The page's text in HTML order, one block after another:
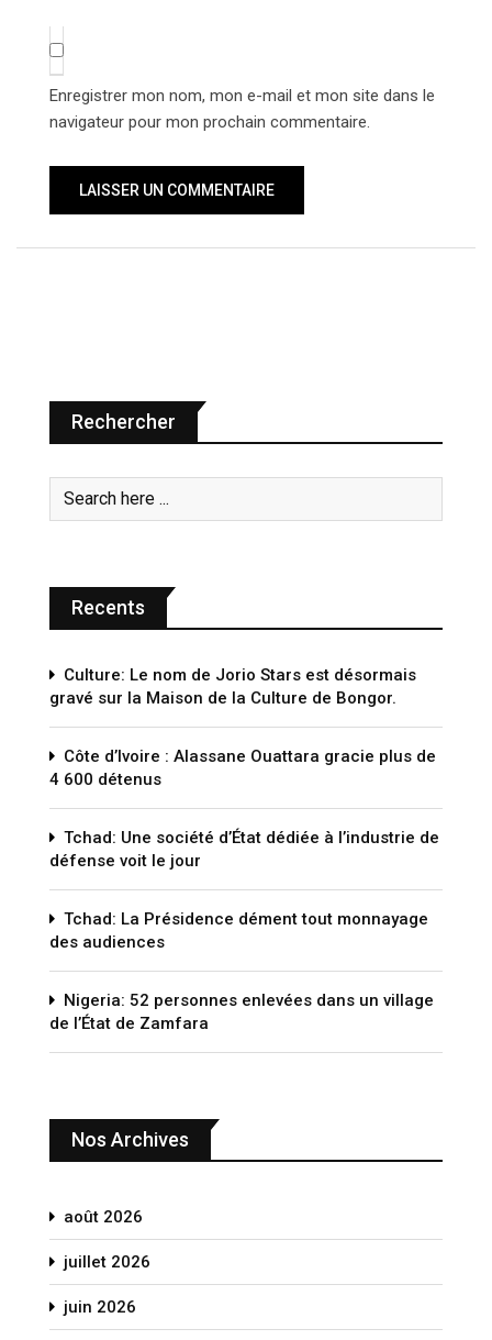
Enregistrer mon nom, mon e-mail et mon site dans le
navigateur pour mon prochain commentaire.
Rechercher
Recents
Culture: Le nom de Jorio Stars est désormais
gravé sur la Maison de la Culture de Bongor.
Côte d’Ivoire : Alassane Ouattara gracie plus de
4 600 détenus
Tchad: Une société d’État dédiée à l’industrie de
défense voit le jour
Tchad: La Présidence dément tout monnayage
des audiences
Nigeria: 52 personnes enlevées dans un village
de l’État de Zamfara
Nos Archives
août 2026
juillet 2026
juin 2026